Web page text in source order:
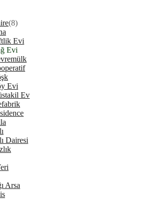
(8)
Evi
Evi
Evi
Ev
Dairesi
Arsa